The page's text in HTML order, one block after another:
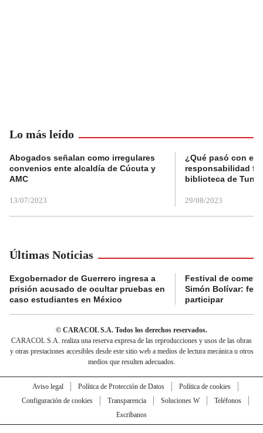
Lo más leído
Abogados señalan como irregulares
convenios ente alcaldía de Cúcuta y
AMC
13/07/2023
¿Qué pasó con el
responsabilidad
biblioteca de
29/08/2023
Últimas Noticias
Exgobernador de Guerrero ingresa a
prisión acusado de ocultar pruebas en
caso estudiantes en México
Festival de
Simón Bolívar:
participar
© CARACOL S.A. Todos los derechos reservados.
CARACOL S.A. realiza una reserva expresa de las reproducciones y usos de las obras
y otras prestaciones accesibles desde este sitio web a medios de lectura mecánica u otros
medios que resulten adecuados.
Aviso legal Política de Protección de Datos
Política de cookies
Configuración de cookies
Transparencia Soluciones W
Teléfonos
Escríbanos